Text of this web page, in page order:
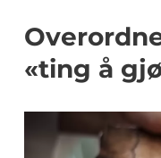
«ting å